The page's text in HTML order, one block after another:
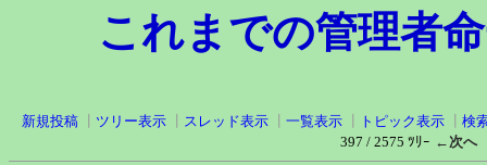
これまでの管理者
新規投稿 ツリー表示 スレッド表示 一覧表示 トピック表示
検
397 / 2575 ﾂﾘｰ ←次へ